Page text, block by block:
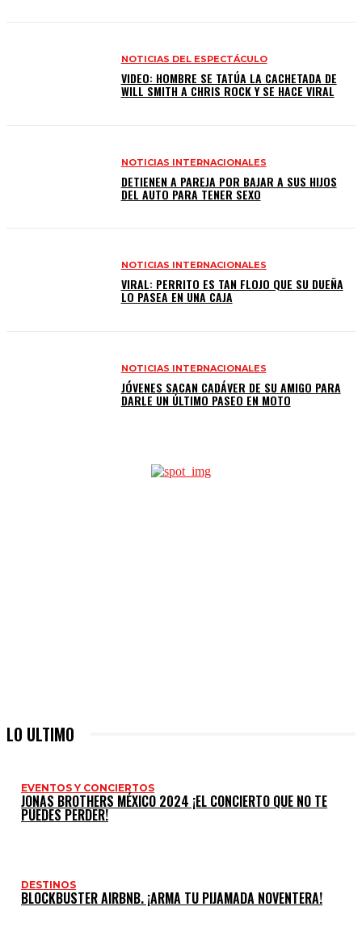
NOTICIAS DEL ESPECTÁCULO
VIDEO: HOMBRE SE TATÚA LA CACHETADA DE
WILL SMITH A CHRIS ROCK Y SE HACE VIRAL
NOTICIAS INTERNACIONALES
DETIENEN A PAREJA POR BAJAR A SUS HIJOS
DEL AUTO PARA TENER SEXO
NOTICIAS INTERNACIONALES
VIRAL: PERRITO ES TAN FLOJO QUE SU DUEÑA
LO PASEA EN UNA CAJA
NOTICIAS INTERNACIONALES
JÓVENES SACAN CADÁVER DE SU AMIGO PARA
DARLE UN ÚLTIMO PASEO EN MOTO
LO ULTIMO
EVENTOS Y CONCIERTOS
JONAS BROTHERS MÉXICO 2024 ¡EL CONCIERTO QUE NO TE
PUEDES PERDER!
DESTINOS
BLOCKBUSTER AIRBNB. ¡ARMA TU PIJAMADA NOVENTERA!